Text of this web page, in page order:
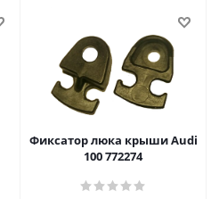
Фиксатор люка крыши Audi
100 772274